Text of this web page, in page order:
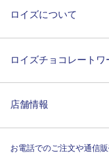
ロイズについて
ロイズチョコレートワ
店舗情報
お電話でのご注文や通信